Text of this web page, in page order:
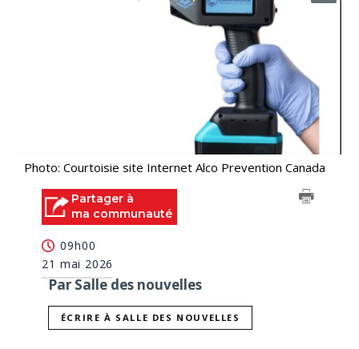
Photo: Courtoisie site Internet Alco Prevention Canada
Partager à
ma communauté
09h00
21 mai 2026
Par Salle des nouvelles
ÉCRIRE À SALLE DES NOUVELLES